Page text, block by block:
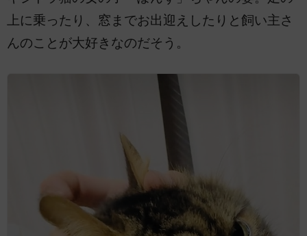
上に乗ったり、窓までお出迎えしたりと飼い主さ
んのことが大好きなのだそう。